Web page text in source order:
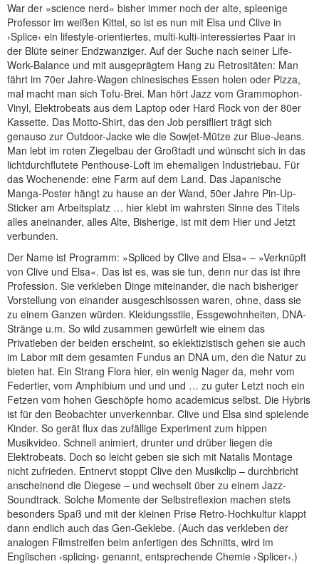
War der »science nerd« bisher immer noch der alte, spleenige
Professor im weißen Kittel, so ist es nun mit Elsa und Clive in
›Splice‹ ein lifestyle-orientiertes, multi-kulti-interessiertes Paar in
der Blüte seiner Endzwanziger. Auf der Suche nach seiner Life-
Work-Balance und mit ausgeprägtem Hang zu Retrositäten: Man
fährt im 70er Jahre-Wagen chinesisches Essen holen oder Pizza,
mal macht man sich Tofu-Brei. Man hört Jazz vom Grammophon-
Vinyl, Elektrobeats aus dem Laptop oder Hard Rock von der 80er
Kassette. Das Motto-Shirt, das den Job persifliert trägt sich
genauso zur Outdoor-Jacke wie die Sowjet-Mütze zur Blue-Jeans.
Man lebt im roten Ziegelbau der Großtadt und wünscht sich in das
lichtdurchflutete Penthouse-Loft im ehemaligen Industriebau. Für
das Wochenende: eine Farm auf dem Land. Das Japanische
Manga-Poster hängt zu hause an der Wand, 50er Jahre Pin-Up-
Sticker am Arbeitsplatz … hier klebt im wahrsten Sinne des Titels
alles aneinander, alles Alte, Bisherige, ist mit dem Hier und Jetzt
verbunden.
Der Name ist Programm: »Spliced by Clive and Elsa« – »Verknüpft
von Clive und Elsa«. Das ist es, was sie tun, denn nur das ist ihre
Profession. Sie verkleben Dinge miteinander, die nach bisheriger
Vorstellung von einander ausgeschlsossen waren, ohne, dass sie
zu einem Ganzen würden. Kleidungsstile, Essgewohnheiten, DNA-
Stränge u.m. So wild zusammen gewürfelt wie einem das
Privatleben der beiden erscheint, so eklektizistisch gehen sie auch
im Labor mit dem gesamten Fundus an DNA um, den die Natur zu
bieten hat. Ein Strang Flora hier, ein wenig Nager da, mehr vom
Federtier, vom Amphibium und und und … zu guter Letzt noch ein
Fetzen vom hohen Geschöpfe homo academicus selbst. Die Hybris
ist für den Beobachter unverkennbar. Clive und Elsa sind spielende
Kinder. So gerät flux das zufällige Experiment zum hippen
Musikvideo. Schnell animiert, drunter und drüber liegen die
Elektrobeats. Doch so leicht geben sie sich mit Natalis Montage
nicht zufrieden. Entnervt stoppt Clive den Musikclip – durchbricht
anscheinend die Diegese – und wechselt über zu einem Jazz-
Soundtrack. Solche Momente der Selbstreflexion machen stets
besonders Spaß und mit der kleinen Prise Retro-Hochkultur klappt
dann endlich auch das Gen-Geklebe. (Auch das verkleben der
analogen Filmstreifen beim anfertigen des Schnitts, wird im
Englischen ›splicing‹ genannt, entsprechende Chemie ›Splicer‹.)